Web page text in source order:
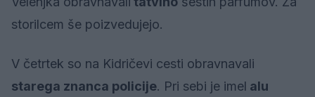
storilcem še poizvedujejo.
V četrtek so na Kidričevi cesti obravnavali
starega znanca policije. Pri sebi je imel alu